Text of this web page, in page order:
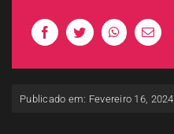
Publicado em: Fevereiro 16, 2024